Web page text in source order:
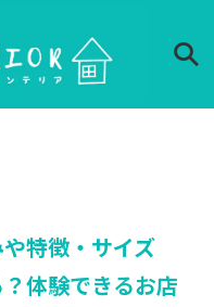
特徴・サイズ
体験できるお店